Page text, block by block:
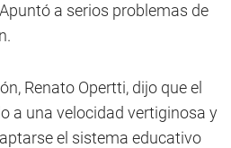
a serios problemas de
Renato Opertti, dijo que el
a una velocidad vertiginosa y
el sistema educativo